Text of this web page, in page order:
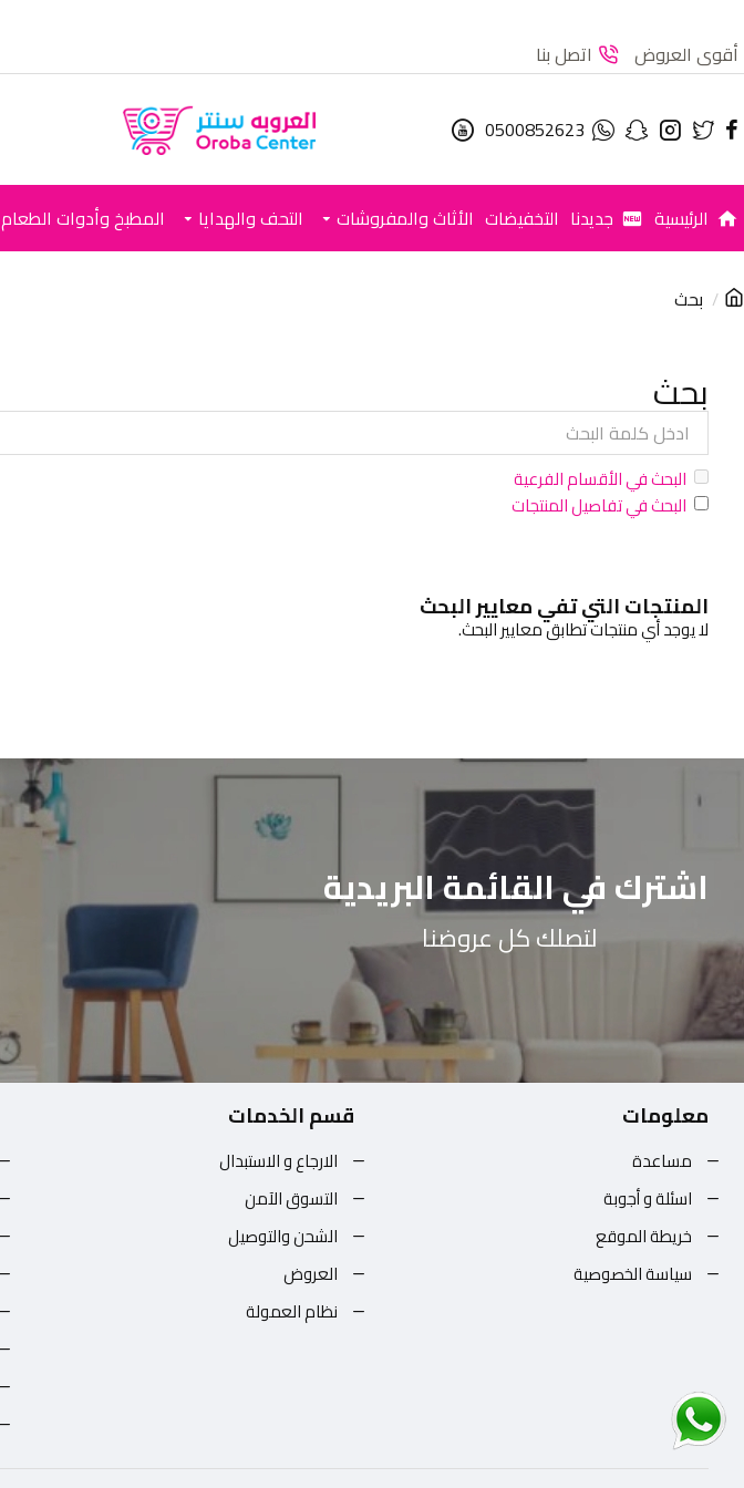
أقوى العروض اتصل بنا
0500852623
الرئيسية جديدنا التخفيضات الأثاث والمفروشات التحف والهدايا المطبخ وأدوات الطعام
بحث
بحث
البحث في الأقسام الفرعية
البحث في تفاصيل المنتجات
المنتجات التي تفي معايير البحث
لا يوجد أي منتجات تطابق معايير البحث.
اشترك في القائمة البريدية
لتصلك كل عروضنا
معلومات
مساعدة
اسئلة و أجوبة
خريطة الموقع
سياسة الخصوصية
قسم الخدمات
الارجاع و الاستبدال
التسوق الآمن
الشحن والتوصيل
العروض
نظام العمولة